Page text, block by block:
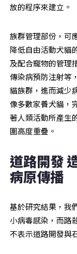
放的程序來建立。
族群管理部份，可
降低自由活動犬貓
及配合寵物的管理
傳染病預防注射等
貓族群，進而減少
像多數家養犬貓，
著人類活動所產生
圍高度重疊。
道路開發
病原傳播
基於研究結果，我
小病毒感染，而路
不表示道路開發與